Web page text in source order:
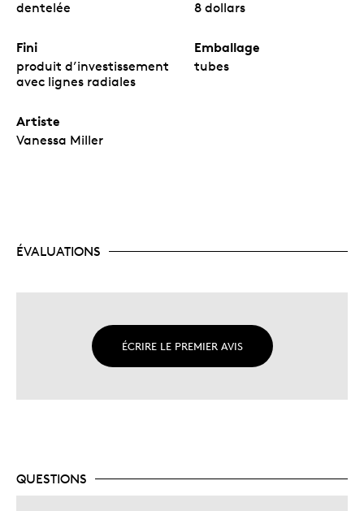
dentelée 8 dollars
Fini
produit d’investissement
avec lignes radiales
Emballage
tubes
Artiste
Vanessa Miller
ÉVALUATIONS
ÉCRIRE LE PREMIER AVIS
QUESTIONS